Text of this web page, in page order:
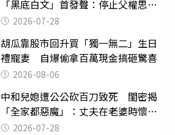
「黑底白文」首發聲：停止父權思維
物化女性
2026-07-28
胡瓜靠股市回升買「獨一無二」生日
禮寵妻 自爆偷拿百萬現金搞砸驚喜
2026-08-06
中和兒媳遭公公砍百刀致死 閨密揭
「全家都惡魔」：丈夫在老婆時懷孕
摔東西
2026-07-28